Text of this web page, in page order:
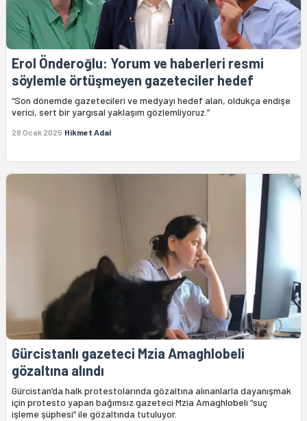
Erol Önderoğlu: Yorum ve haberleri resmi
söylemle örtüşmeyen gazeteciler hedef
“Son dönemde gazetecileri ve medyayı hedef alan, oldukça endişe
verici, sert bir yargısal yaklaşım gözlemliyoruz.”
28 Ocak 2025 Hikmet Adal
Gürcistanlı gazeteci Mzia Amaghlobeli
gözaltına alındı
Gürcistan’da halk protestolarında gözaltına alınanlarla dayanışmak
için protesto yapan bağımsız gazeteci Mzia Amaghlobeli “suç
işleme şüphesi” ile gözaltında tutuluyor.